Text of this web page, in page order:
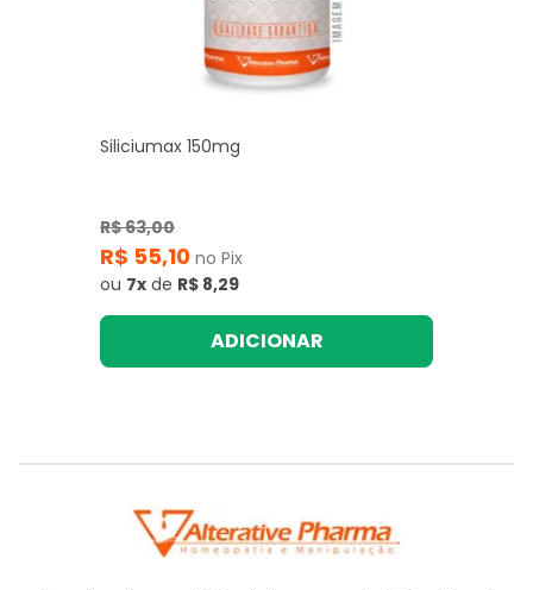
Siliciumax 150mg
R$ 63,00
R$ 55,10 no Pix
ou 7x de R$ 8,29
ADICIONAR